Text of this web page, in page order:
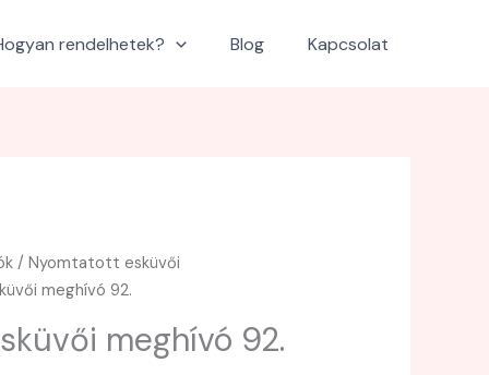
rendelhetek? Blog Kapcsolat
/Nyomtatott esküvői
meghívó 92.
meghívó 92.